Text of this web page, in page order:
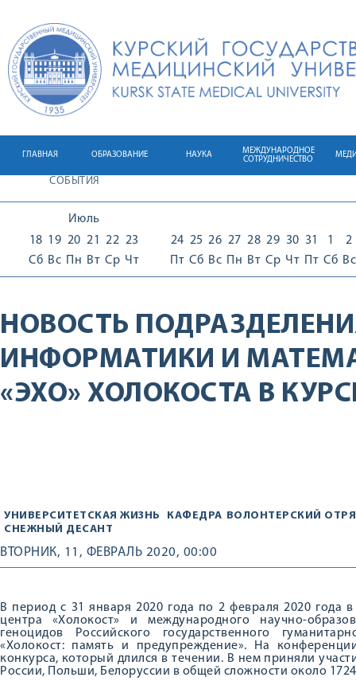
ГЛАВНАЯ ОБРАЗОВАНИЕ НАУКА
МЕЖДУНАРОДНОЕ
СОТРУДНИЧЕСТВО
СОБЫТИЯ
Июль
18
Сб
19
Вс
20
Пн
21
Вт
22
Ср
23
Чт
24
Пт
25
Сб
26
Вс
27
Пн
28
Вт
29
Ср
30
Чт
31
Пт
1
Сб
2
Вс
НОВОСТЬ
ИНФОРМАТИКИ И
«ЭХО» ХОЛОКОСТА В
УНИВЕРСИТЕТСКАЯ ЖИЗНЬ КАФЕДРА ВОЛОНТЕРСКИЙ
СНЕЖНЫЙ ДЕСАНТ
ВТОРНИК, 11, ФЕВРАЛЬ 2020, 00:00
В период с 31 января 2020 года по 2 февраля 2020 года
центра «Холокост» и международного научно-
геноцидов Российского государственного
«Холокост: память и предупреждение». На
конкурса, который длился в течении. В нем приняли
России, Польши, Белоруссии в общей сложности около